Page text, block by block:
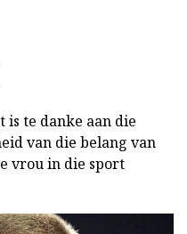
te danke aan die
van die belang van
vrou in die sport